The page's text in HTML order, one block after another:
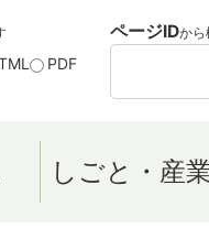
PDF
ページIDから
しごと・産